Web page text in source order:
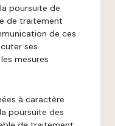
poursuite de
de traitement
de ces
ses
mesures
à caractère
poursuite des